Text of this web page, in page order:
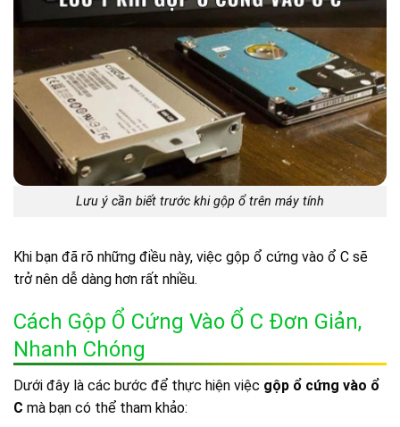
Lưu ý cần biết trước khi gộp ổ trên máy tính
Khi bạn đã rõ những điều này, việc gộp ổ cứng vào ổ C sẽ
trở nên dễ dàng hơn rất nhiều.
Cách Gộp Ổ Cứng Vào Ổ C Đơn Giản,
Nhanh Chóng
Dưới đây là các bước để thực hiện việc gộp ổ cứng vào ổ
C mà bạn có thể tham khảo: